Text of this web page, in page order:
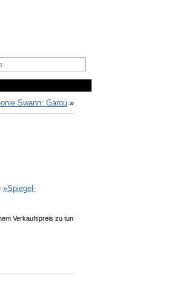
Swann: Garou »
»Spiegel-
Verkaufspreis zu tun